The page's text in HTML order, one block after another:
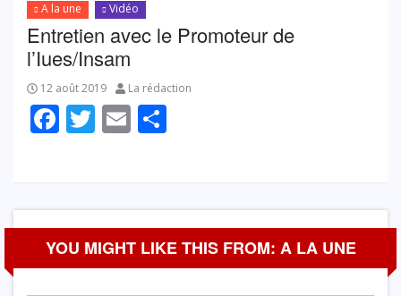
A la une Vidéo
Entretien avec le Promoteur de
l’Iues/Insam
12 août 2019 La rédaction
Facebook
Twitter
Email
YOU MIGHT LIKE THIS FROM: A LA UNE